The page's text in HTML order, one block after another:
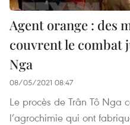
Agent orange : des
couvrent le combat
Nga
08/05/2021 08:47
Le procès de Trân Tô Nga
l’agrochimie qui ont